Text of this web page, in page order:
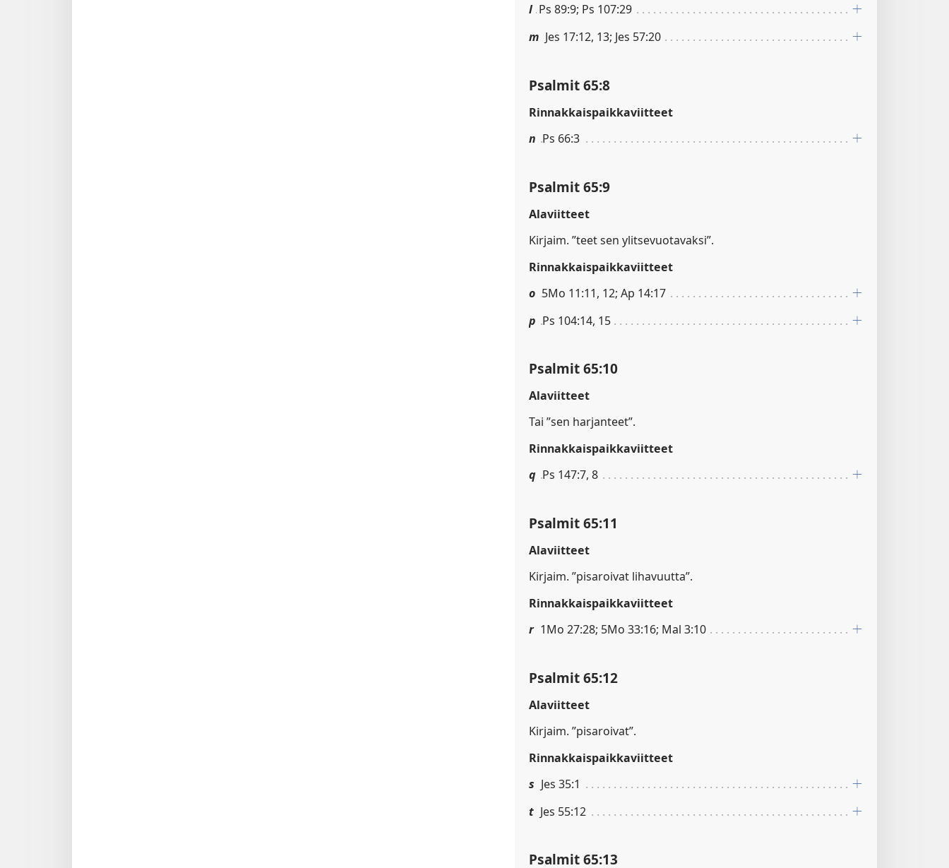
l Ps 89:9; Ps 107:29
m Jes 17:12, 13; Jes 57:20
Psalmit 65:8
Rinnakkaispaikkaviitteet
n Ps 66:3
Psalmit 65:9
Alaviitteet
Kirjaim. ”teet sen ylitsevuotavaksi”.
Rinnakkaispaikkaviitteet
o 5Mo 11:11, 12; Ap 14:17
p Ps 104:14, 15
Psalmit 65:10
Alaviitteet
Tai ”sen harjanteet”.
Rinnakkaispaikkaviitteet
q Ps 147:7, 8
Psalmit 65:11
Alaviitteet
Kirjaim. ”pisaroivat lihavuutta”.
Rinnakkaispaikkaviitteet
r 1Mo 27:28; 5Mo 33:16; Mal 3:10
Psalmit 65:12
Alaviitteet
Kirjaim. ”pisaroivat”.
Rinnakkaispaikkaviitteet
s Jes 35:1
t Jes 55:12
Psalmit 65:13